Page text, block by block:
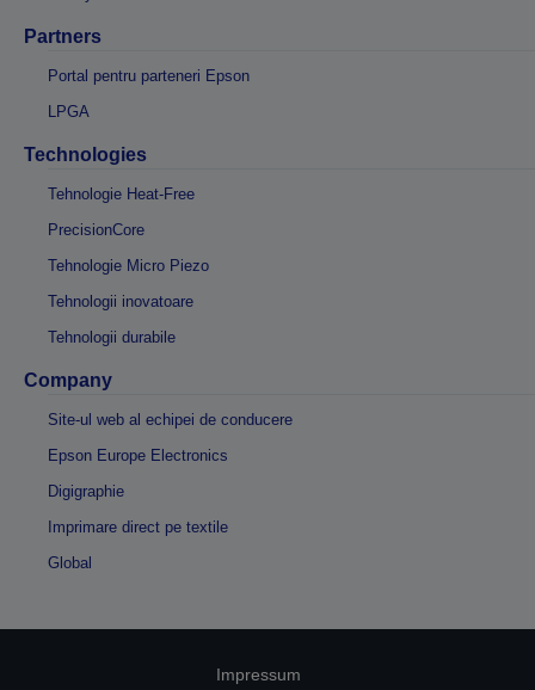
Partners
Portal pentru parteneri Epson
LPGA
Technologies
Tehnologie Heat-Free
PrecisionCore
Tehnologie Micro Piezo
Tehnologii inovatoare
Tehnologii durabile
Company
Site-ul web al echipei de conducere
Epson Europe Electronics
Digigraphie
Imprimare direct pe textile
Global
Impressum